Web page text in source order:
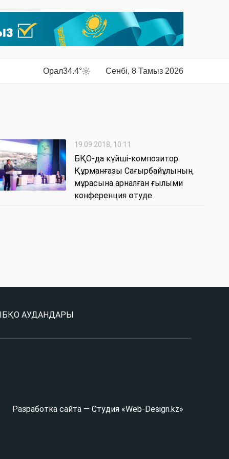
Орал34.4° Сенбі, 8 Тамыз 2026
19.09.2018, 10:11
БҚО-да күйші-композитор
Құрманғазы Сағырбайұлының
мұрасына арналған ғылыми
конференция өтуде
БҚО АУДАНДАРЫ
Разработка сайта — Студия «Web-Design.kz»